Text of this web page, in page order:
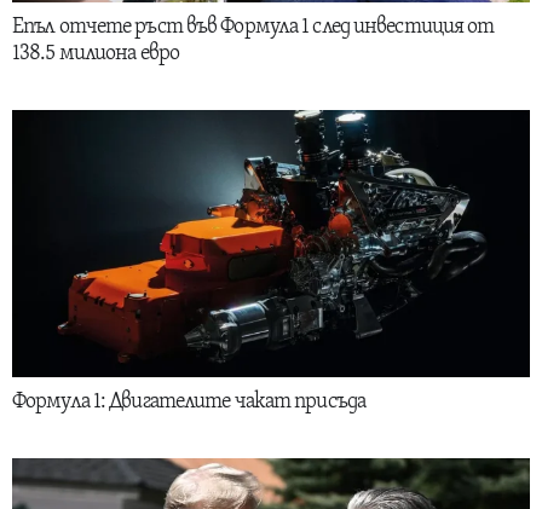
Епъл отчете ръст във Формула 1 след инвестиция от
138.5 милиона евро
Формула 1: Двигателите чакат присъда